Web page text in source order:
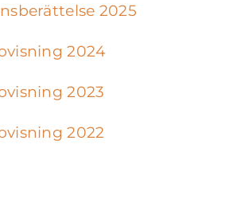
2025
2024
2023
2022